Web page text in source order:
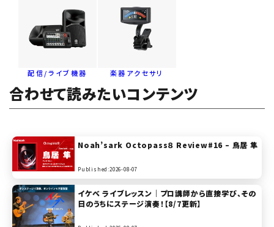
配信/ライブ機器 楽器アクセサリ
合わせて読みたいコンテンツ
Noah’sark Octopass８ Review#16 – 鳥居 隼
Published:2026-08-07
イケベ ライブレッスン｜プロ講師から直接学び、その
日のうちにステージ演奏！【8/7更新】